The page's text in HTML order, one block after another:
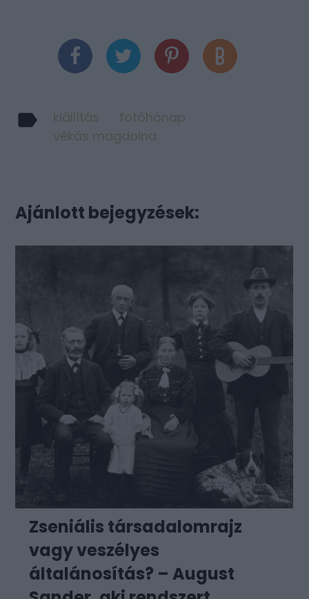
kiállítás
fotóhónap
vékás magdolna
Ajánlott bejegyzések:
Zseniális társadalomrajz
vagy veszélyes
általánosítás? – August